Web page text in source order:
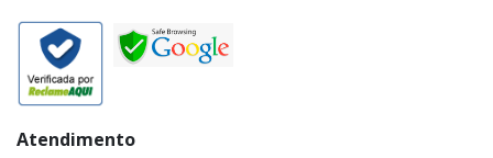
Atendimento